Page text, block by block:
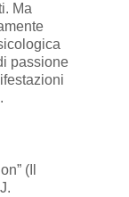
Ma
passione
(Il